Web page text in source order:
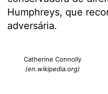
Humphreys, que
adversária.
Catherine Connolly
(en.wikipedia.org)